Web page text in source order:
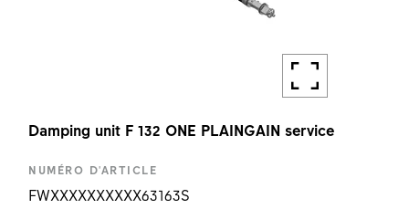
Damping unit F 132 ONE PLAINGAIN service
NUMÉRO D'ARTICLE
FWXXXXXXXXXX63163S